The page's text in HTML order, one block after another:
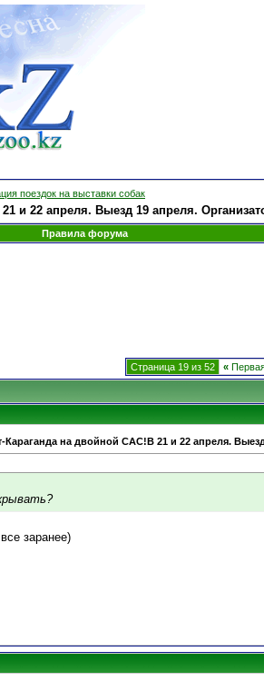
поездок на выставки собак
и 22 апреля. Выезд 19 апреля.
Правила форума
Страница 19 из 52 «
Караганда на двойной САС!В 21 и 22 апреля.
заранее)